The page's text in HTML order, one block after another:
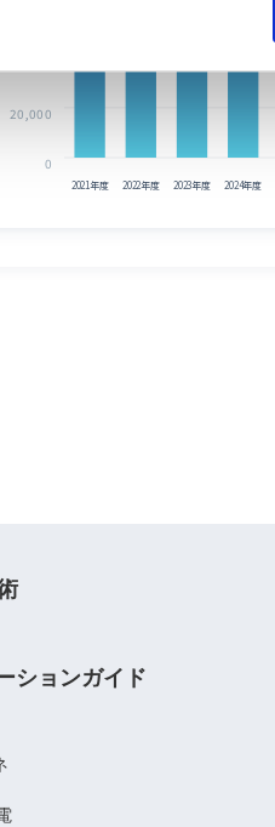
0
20,000
2021年度 2022年度 2023年度 2024年度
ションガイド